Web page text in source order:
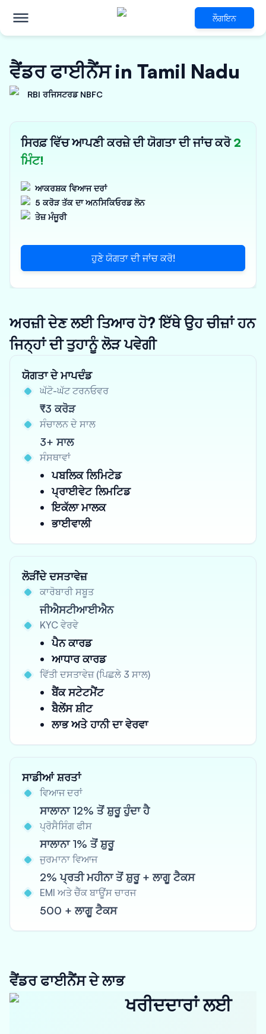
ਲੌਗਇਨ
ਵੈਂਡਰ ਫਾਈਨੈਂਸ in Tamil Nadu
RBI ਰਜਿਸਟਰਡ NBFC
ਸਿਰਫ਼ ਵਿੱਚ ਆਪਣੀ ਕਰਜ਼ੇ ਦੀ ਯੋਗਤਾ ਦੀ ਜਾਂਚ ਕਰੋ2
ਮਿੰਟ!
ਆਕਰਸ਼ਕ ਵਿਆਜ ਦਰਾਂ
5 ਕਰੋੜ ਤੱਕ ਦਾ ਅਨਸਿਕਿਓਰਡ ਲੋਨ
ਤੇਜ਼ ਮੰਜੂਰੀ
ਹੁਣੇ ਯੋਗਤਾ ਦੀ ਜਾਂਚ ਕਰੋ!
ਅਰਜ਼ੀ ਦੇਣ ਲਈ ਤਿਆਰ ਹੋ? ਇੱਥੇ ਉਹ ਚੀਜ਼ਾਂ ਹਨ
ਜਿਨ੍ਹਾਂ ਦੀ ਤੁਹਾਨੂੰ ਲੋੜ ਪਵੇਗੀ
ਯੋਗਤਾ ਦੇ ਮਾਪਦੰਡ
ਘੱਟੋ-ਘੱਟ ਟਰਨਓਵਰ
₹3 ਕਰੋੜ
ਸੰਚਾਲਨ ਦੇ ਸਾਲ
3+ ਸਾਲ
ਸੰਸਥਾਵਾਂ
ਪਬਲਿਕ ਲਿਮਿਟੇਡ
ਪ੍ਰਾਈਵੇਟ ਲਿਮਟਿਡ
ਇਕੱਲਾ ਮਾਲਕ
ਭਾਈਵਾਲੀ
ਲੋੜੀਂਦੇ ਦਸਤਾਵੇਜ਼
ਕਾਰੋਬਾਰੀ ਸਬੂਤ
ਜੀਐਸਟੀਆਈਐਨ
KYC ਵੇਰਵੇ
ਪੈਨ ਕਾਰਡ
ਆਧਾਰ ਕਾਰਡ
ਵਿੱਤੀ ਦਸਤਾਵੇਜ਼ (ਪਿਛਲੇ 3 ਸਾਲ)
ਬੈਂਕ ਸਟੇਟਮੈਂਟ
ਬੈਲੇਂਸ ਸ਼ੀਟ
ਲਾਭ ਅਤੇ ਹਾਨੀ ਦਾ ਵੇਰਵਾ
ਸਾਡੀਆਂ ਸ਼ਰਤਾਂ
ਵਿਆਜ ਦਰਾਂ
ਸਾਲਾਨਾ 12% ਤੋਂ ਸ਼ੁਰੂ ਹੁੰਦਾ ਹੈ
ਪ੍ਰੋਸੈਸਿੰਗ ਫੀਸ
ਸਾਲਾਨਾ 1% ਤੋਂ ਸ਼ੁਰੂ
ਜੁਰਮਾਨਾ ਵਿਆਜ
2% ਪ੍ਰਤੀ ਮਹੀਨਾ ਤੋਂ ਸ਼ੁਰੂ + ਲਾਗੂ ਟੈਕਸ
EMI ਅਤੇ ਚੈੱਕ ਬਾਊਂਸ ਚਾਰਜ
500 + ਲਾਗੂ ਟੈਕਸ
ਵੈਂਡਰ ਫਾਈਨੈਂਸ ਦੇ ਲਾਭ
ਖਰੀਦਦਾਰਾਂ ਲਈ